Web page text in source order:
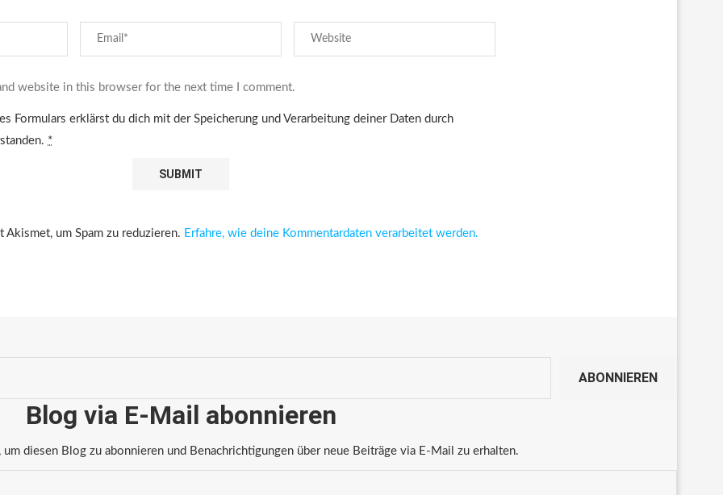
website in this browser for the next time I comment.
Formulars erklärst du dich mit der Speicherung und Verarbeitung deiner Daten durch
*
um Spam zu reduzieren. Erfahre, wie deine Kommentardaten verarbeitet werden.
ABONNIEREN
Blog via E-Mail abonnieren
diesen Blog zu abonnieren und Benachrichtigungen über neue Beiträge via E-Mail zu erhalten.